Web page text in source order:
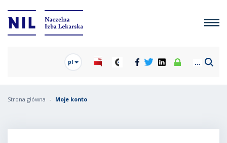
pl
Strona główna Moje konto